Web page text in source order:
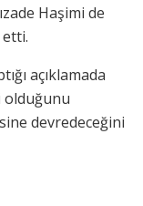
Haşimi de
etti.
açıklamada
olduğunu
devredeceğini